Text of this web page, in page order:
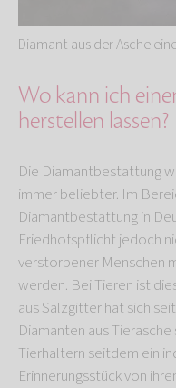
Diamant aus der Asche
Wo kann ich
herstellen lassen?
Die Diamantbestattung
immer beliebter. Im
Diamantbestattung in
Friedhofspflicht jedoch
verstorbener Menschen
werden. Bei Tieren ist
aus Salzgitter hat sich
Diamanten aus
Tierhaltern seitdem ein
Erinnerungsstück von